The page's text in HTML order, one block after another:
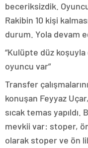
beceriksizdik.
Rakibin 10 kişi
durum. Yola devam
“Kulüpte düz koşuyla
oyuncu var”
Transfer
konuşan Feyyaz
sıcak temas
mevkii var: stoper,
olarak stoper ve ön